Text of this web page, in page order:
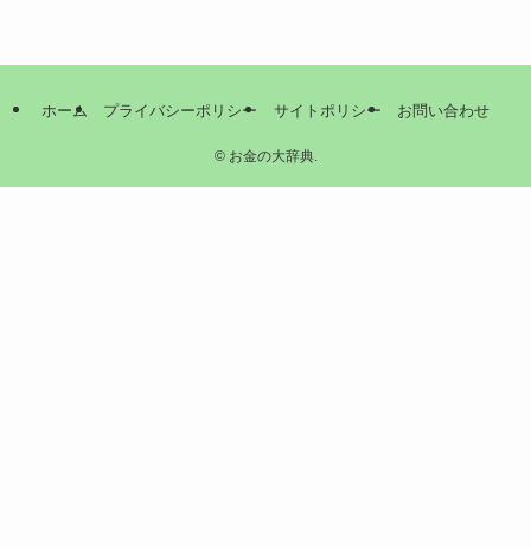
ホーム プライバシーポリシー サイトポリシー お問い合わせ
©お金の大辞典.